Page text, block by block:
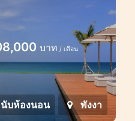
view Phang
fantastic sea
บาท / เดือน
บห้องนอน พังงา